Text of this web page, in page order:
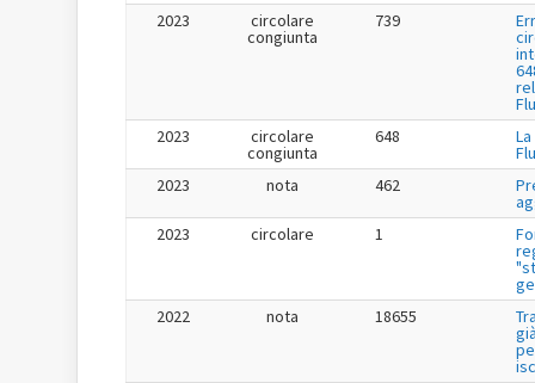
2023
circolare
congiunta
739
2023
circolare
congiunta
648
2023
nota 462
2023
circolare 1
2022
nota 18655